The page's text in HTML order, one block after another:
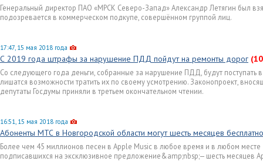
Генеральный директор ПАО «МРСК Северо-Запад» Александр Летягин был
подозревается в коммерческом подкупе, совершённом группой лиц.
17:47, 15 мая 2018 года
С 2019 года штрафы за нарушение ПДД пойдут на ремонты дорог
Со следующего года деньги, собранные за нарушение ПДД, будут поступать
лишатся возможности тратить их по своему усмотрению. Законопроект,
депутаты Госдумы приняли в третьем окончательном чтении.
16:51, 15 мая 2018 года
Абоненты МТС в Новгородской области могут шесть месяцев
Более чем 45 миллионов песен в Apple Music в любое время и в любом
подписавшихся на эксклюзивное предложение&amp;nbsp;— шесть месяцев